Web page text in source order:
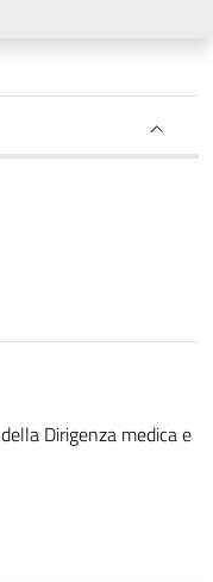
Dirigenza medica e